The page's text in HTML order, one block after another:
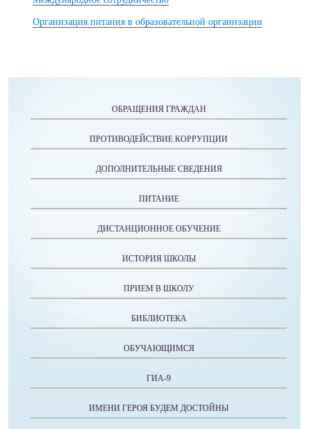
Организация питания в образовательной организации
ОБРАЩЕНИЯ ГРАЖДАН
ПРОТИВОДЕЙСТВИЕ КОРРУПЦИИ
ДОПОЛНИТЕЛЬНЫЕ СВЕДЕНИЯ
ПИТАНИЕ
ДИСТАНЦИОННОЕ ОБУЧЕНИЕ
ИСТОРИЯ ШКОЛЫ
ПРИЕМ В ШКОЛУ
БИБЛИОТЕКА
ОБУЧАЮЩИМСЯ
ГИА-9
ИМЕНИ ГЕРОЯ БУДЕМ ДОСТОЙНЫ